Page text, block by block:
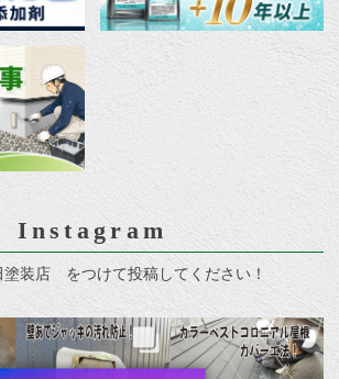
Instagram
装店 をつけて投稿してください！